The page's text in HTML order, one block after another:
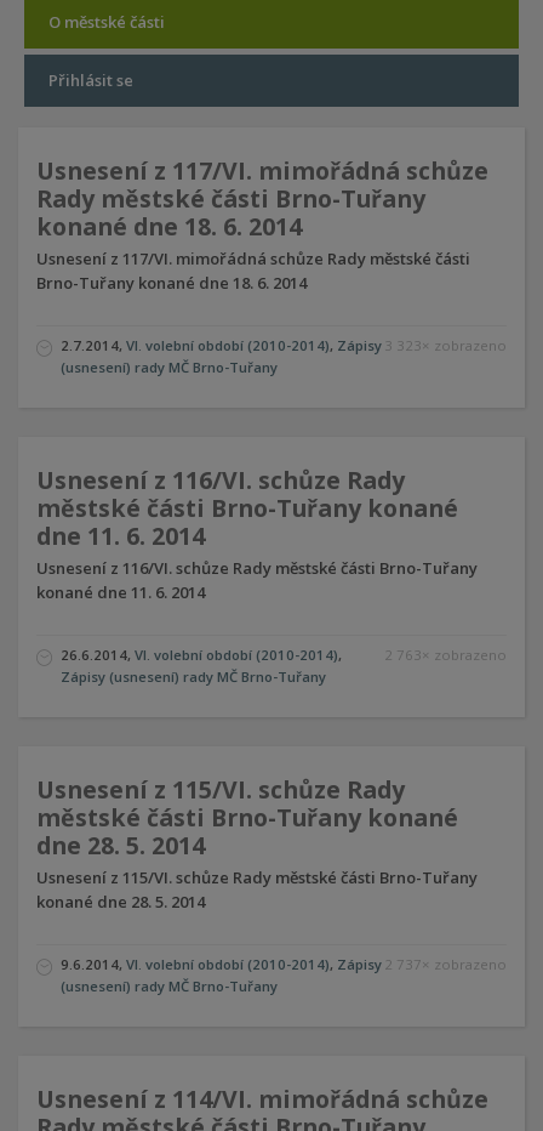
O městské části
Přihlásit se
Usnesení z 117/VI. mimořádná schůze
Rady městské části Brno-Tuřany
konané dne 18. 6. 2014
Usnesení z 117/VI. mimořádná schůze Rady městské části
Brno-Tuřany konané dne 18. 6. 2014
3 323× zobrazeno
2.7.2014, VI. volební období (2010-2014), Zápisy
(usnesení) rady MČ Brno-Tuřany
Usnesení z 116/VI. schůze Rady
městské části Brno-Tuřany konané
dne 11. 6. 2014
Usnesení z 116/VI. schůze Rady městské části Brno-Tuřany
konané dne 11. 6. 2014
2 763× zobrazeno
26.6.2014, VI. volební období (2010-2014),
Zápisy (usnesení) rady MČ Brno-Tuřany
Usnesení z 115/VI. schůze Rady
městské části Brno-Tuřany konané
dne 28. 5. 2014
Usnesení z 115/VI. schůze Rady městské části Brno-Tuřany
konané dne 28. 5. 2014
2 737× zobrazeno
9.6.2014, VI. volební období (2010-2014), Zápisy
(usnesení) rady MČ Brno-Tuřany
Usnesení z 114/VI. mimořádná schůze